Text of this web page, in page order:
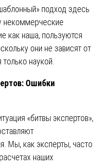
подход здесь
некоммерческие
как наша, пользуются
они не зависят от
наукой.
Ошибки
«битвы экспертов»,
Мы, как эксперты, часто
наших